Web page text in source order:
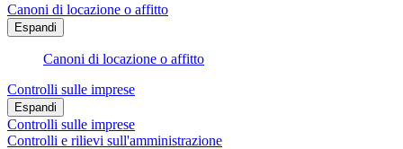
Canoni di locazione o affitto
Espandi
Canoni di locazione o affitto
Controlli sulle imprese
Espandi
Controlli sulle imprese
Controlli e rilievi sull'amministrazione